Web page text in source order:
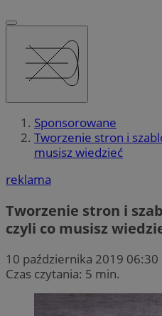
Sponsorowane
Tworzenie stron i
musisz wiedzieć
reklama
Tworzenie stron i
czyli co musisz
10 października 2019 06:30
Czas czytania: 5 min.